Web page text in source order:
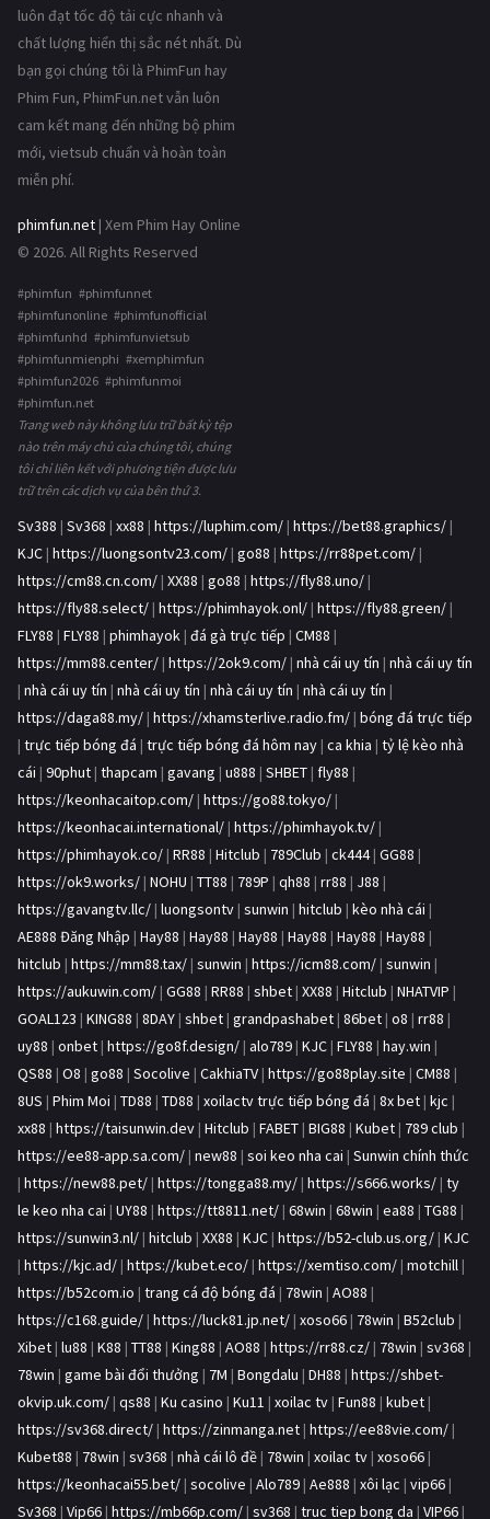
luôn đạt tốc độ tải cực nhanh và
chất lượng hiển thị sắc nét nhất. Dù
bạn gọi chúng tôi là PhimFun hay
Phim Fun, PhimFun.net vẫn luôn
cam kết mang đến những bộ phim
mới, vietsub chuẩn và hoàn toàn
miễn phí.
phimfun.net | Xem Phim Hay Online
© 2026. All Rights Reserved
#phimfun #phimfunnet
#phimfunonline #phimfunofficial
#phimfunhd #phimfunvietsub
#phimfunmienphi #xemphimfun
#phimfun2026 #phimfunmoi
#phimfun.net
Trang web này không lưu trữ bất kỳ tệp
nào trên máy chủ của chúng tôi, chúng
tôi chỉ liên kết với phương tiện được lưu
trữ trên các dịch vụ của bên thứ 3.
Sv388 | Sv368 | xx88 | https://luphim.com/ | https://bet88.graphics/ |
KJC | https://luongsontv23.com/ | go88 | https://rr88pet.com/ |
https://cm88.cn.com/ | XX88 | go88 | https://fly88.uno/ |
https://fly88.select/ | https://phimhayok.onl/ | https://fly88.green/ |
FLY88 | FLY88 | phimhayok | đá gà trực tiếp | CM88 |
https://mm88.center/ | https://2ok9.com/ | nhà cái uy tín | nhà cái uy tín
| nhà cái uy tín | nhà cái uy tín | nhà cái uy tín | nhà cái uy tín |
https://daga88.my/ | https://xhamsterlive.radio.fm/ | bóng đá trực tiếp
| trực tiếp bóng đá | trực tiếp bóng đá hôm nay | ca khia | tỷ lệ kèo nhà
cái | 90phut | thapcam | gavang | u888 | SHBET | fly88 |
https://keonhacaitop.com/ | https://go88.tokyo/ |
https://keonhacai.international/ | https://phimhayok.tv/ |
https://phimhayok.co/ | RR88 | Hitclub | 789Club | ck444| GG88 |
https://ok9.works/ | NOHU | TT88 | 789P | qh88 | rr88 | J88 |
https://gavangtv.llc/ | luongsontv | sunwin | hitclub | kèo nhà cái |
AE888 Đăng Nhập | Hay88 | Hay88 | Hay88 | Hay88 | Hay88 | Hay88 |
hitclub | https://mm88.tax/ | sunwin | https://icm88.com/ | sunwin |
https://aukuwin.com/ | GG88 | RR88 | shbet | XX88 | Hitclub | NHATVIP |
GOAL123 | KING88 | 8DAY | shbet | grandpashabet | 86bet | o8 | rr88 |
uy88 | onbet | https://go8f.design/ | alo789 | KJC | FLY88 | hay.win |
QS88 | O8 | go88 | Socolive | CakhiaTV | https://go88play.site | CM88 |
8US | Phim Moi | TD88 | TD88 | xoilactv trực tiếp bóng đá | 8x bet | kjc |
xx88 | https://taisunwin.dev | Hitclub | FABET | BIG88 | Kubet | 789 club |
https://ee88-app.sa.com/ | new88 | soi keo nha cai | Sunwin chính thức
| https://new88.pet/ | https://tongga88.my/ | https://s666.works/ | ty
le keo nha cai | UY88 | https://tt8811.net/ | 68win | 68win | ea88 | TG88 |
https://sunwin3.nl/ | hitclub | XX88 | KJC | https://b52-club.us.org/ | KJC
| https://kjc.ad/ | https://kubet.eco/ | https://xemtiso.com/ | motchill |
https://b52com.io | trang cá độ bóng đá | 78win | AO88 |
https://c168.guide/ | https://luck81.jp.net/ | xoso66 | 78win | B52club |
Xibet | lu88 | K88 | TT88 | King88 | AO88 | https://rr88.cz/ | 78win | sv368 |
78win | game bài đổi thưởng | 7M | Bongdalu | DH88 | https://shbet-
okvip.uk.com/ | qs88 | Ku casino | Ku11 | xoilac tv | Fun88 | kubet |
https://sv368.direct/ | https://zinmanga.net | https://ee88vie.com/ |
Kubet88 | 78win | sv368 | nhà cái lô đề | 78win | xoilac tv | xoso66 |
https://keonhacai55.bet/ | socolive | Alo789 | Ae888 | xôi lạc | vip66 |
Sv368 | Vip66 | https://mb66p.com/ | sv368 | truc tiep bong da | VIP66 |